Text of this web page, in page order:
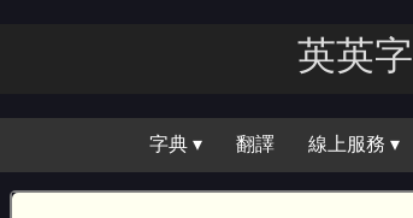
英英｜
字典 ▾ 翻譯 線上服務 ▾